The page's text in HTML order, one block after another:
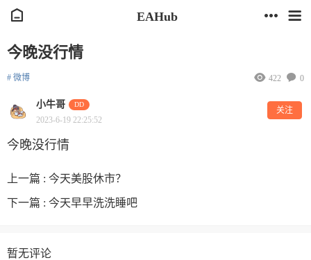
EAHub
今晚没行情
# 微博 0
422
小牛哥 DD
2023-6-19 22:25:52
关注
今晚没行情
上一篇 : 今天美股休市？
下一篇 : 今天早早洗洗睡吧
暂无评论